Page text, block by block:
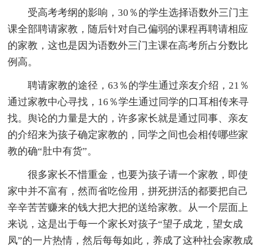
受高考考纲的影响，30％的学生选择语数外三门主
课全部聘请家教，随后针对自己偏弱的课程再聘请相应
的家教，这也是因为语数外三门主课在高考所占分数比
例高。
聘请家教的途径，63％的学生通过亲友介绍，21％
通过家教中心寻找，16％学生通过同学的口耳相传来寻
找。舆论的力量是大的，许多家长就是通过同事、亲友
的介绍来为孩子确定家教的，同学之间也会相传哪些家
教的确“肚中有货”。
很多家长不惜重金，也要为孩子请一个家教，即使
家中并不富有，然而省吃俭用，拼死拼活的都要把自己
辛辛苦苦赚来的钱大把大把的送给家教。从一个层面上
来说，这是出于每一个家长对孩子“望子成龙，望女成
凤”的一片热情，然后每每如此，养成了这种社会家教成